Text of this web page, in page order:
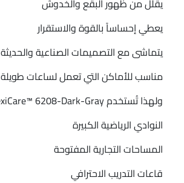
يعطي إحساساً بالقوة والاستقرار
يتماشى مع التصميمات الصناعية والحديثة
مناسب للأماكن التي تعمل لساعات طويلة
ولهذا تُستخدم FlexiCare™ 6208-Dark-Gray في:
النوادي الرياضية الكبيرة
المساحات التجارية المفتوحة
قاعات التدريب الاحترافي